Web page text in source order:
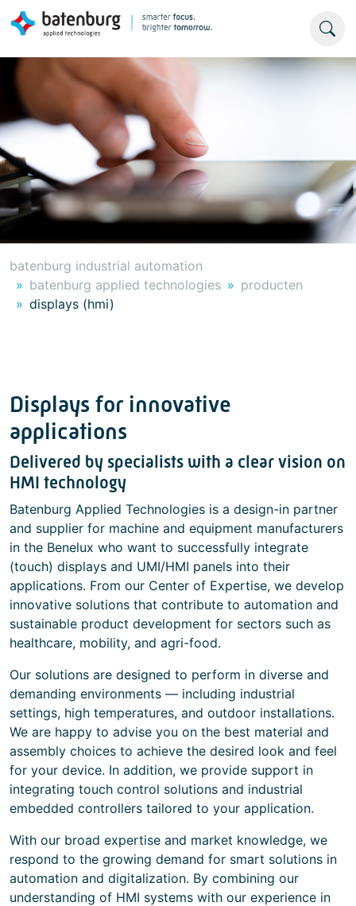
batenburg industrial automation
batenburg applied technologies
producten
displays (hmi)
Displays for innovative
applications
Delivered by specialists with a clear vision on
HMI technology
Batenburg Applied Technologies is a design-in partner
and supplier for machine and equipment manufacturers
in the Benelux who want to successfully integrate
(touch) displays and UMI/HMI panels into their
applications. From our Center of Expertise, we develop
innovative solutions that contribute to automation and
sustainable product development for sectors such as
healthcare, mobility, and agri-food.
Our solutions are designed to perform in diverse and
demanding environments — including industrial
settings, high temperatures, and outdoor installations.
We are happy to advise you on the best material and
assembly choices to achieve the desired look and feel
for your device. In addition, we provide support in
integrating touch control solutions and industrial
embedded controllers tailored to your application.
With our broad expertise and market knowledge, we
respond to the growing demand for smart solutions in
automation and digitalization. By combining our
understanding of HMI systems with our experience in